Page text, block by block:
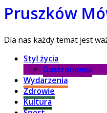
Pruszków
Dla nas każdy temat jest
Styl życia
Gastronomia
Wydarzenia
Zdrowie
Kultura